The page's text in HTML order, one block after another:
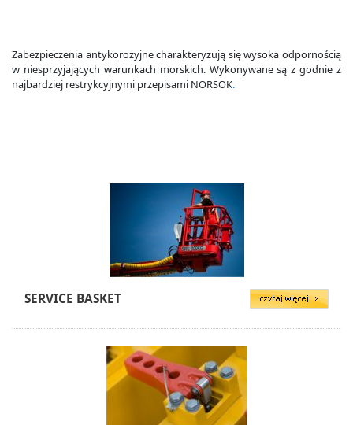
Zabezpieczenia antykorozyjne charakteryzują się wysoka odpornością
w niesprzyjających warunkach morskich. Wykonywane są z godnie z
najbardziej restrykcyjnymi przepisami NORSOK.
SERVICE BASKET